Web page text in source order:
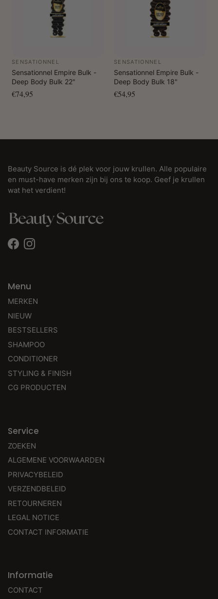
SENSATIONNEL
Sensationnel Empire Bulk -
Deep Body Bulk 22"
€74,95
SENSATIONNEL
Sensationnel Empire Bulk -
Deep Body Bulk 18"
€54,95
Beauty Source is dé plek voor jouw krullen. Alle populaire
en must-have merken zijn bij ons te koop. Geef je krullen
wat het verdient!
FacebookInstagram
Menu
MERKEN
NIEUW
BESTSELLERS
SHAMPOO
CONDITIONER
STYLING & FINISH
CG PRODUCTEN
Service
ZOEKEN
ALGEMENE VOORWAARDEN
PRIVACYBELEID
VERZENDBELEID
RETOURNEREN
LEGAL NOTICE
CONTACT INFORMATIE
Informatie
CONTACT